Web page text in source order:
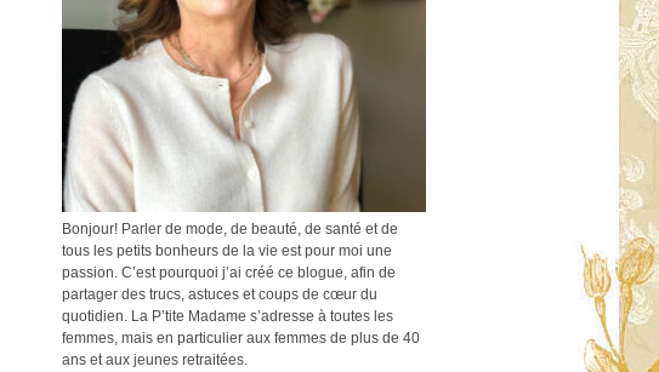
Bonjour! Parler de mode, de beauté, de santé et de
tous les petits bonheurs de la vie est pour moi une
passion. C’est pourquoi j’ai créé ce blogue, afin de
partager des trucs, astuces et coups de cœur du
quotidien. La P’tite Madame s’adresse à toutes les
femmes, mais en particulier aux femmes de plus de 40
ans et aux jeunes retraitées.